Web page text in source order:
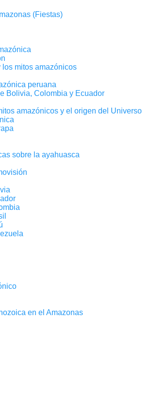
(Fiestas)
mitos amazónicos
peruana
Bolivia, Colombia y Ecuador
amazónicos y el origen del Universo
sobre la ayahuasca
en el Amazonas